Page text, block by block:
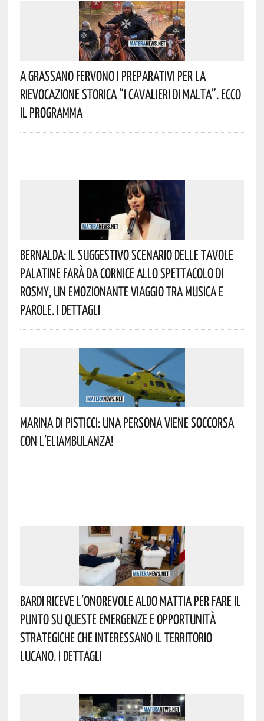
A Grassano Fervono I Preparativi Per La
Rievocazione Storica “I CAVALIERI DI MALTA”. Ecco
Il Programma
Bernalda: Il Suggestivo Scenario Delle Tavole
Palatine Farà Da Cornice Allo Spettacolo Di
Rosmy, Un Emozionante Viaggio Tra Musica E
Parole. I Dettagli
Marina Di Pisticci: Una Persona Viene Soccorsa
Con L’eliambulanza!
Bardi Riceve L’onorevole Aldo Mattia Per Fare Il
Punto Su Queste Emergenze E Opportunità
Strategiche Che Interessano Il Territorio
Lucano. I Dettagli